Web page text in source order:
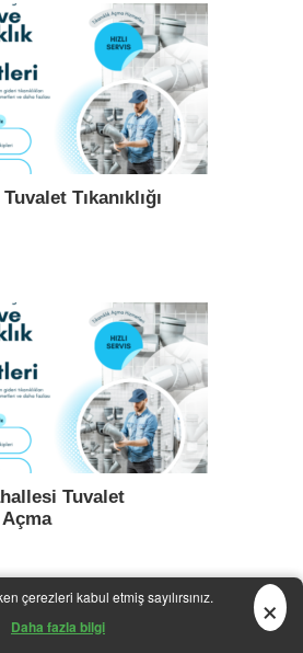
Tıkanıklığı
Tuvalet
Açma
çerezleri kabul etmiş sayılırsınız.
Daha fazla bilgi ×